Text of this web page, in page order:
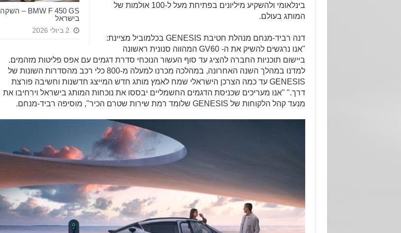
BMW F 450 GS – השקה
בישראל
2 ביולי 2026
בינלאומי ולהשקיע מיליונים בפתיחת מעל ל-100 אולמות של
המותג בעולם.
דנה רביד-מנחם מנהלת חטיבת GENESIS בכלמוביל מציינת:
"אנו נרגשים להשיק את ה- GV60 המהווה סנונית ראשונה
ביישום תוכניות החברה להציג עד סוף העשור הנוכחי סדרת דגמים עם אפס פליטות מזהמים.
למדנו במהלך השנה האחרונה, במהלכה מכרנו למעלה מ-800 כלי רכב מהסדרות השונות של
GENESIS עד כמה הצרכן הישראלי שמח לאמץ מותג חדש המייצג חדשנות וחשיבה פורצת
דרך." "אנו מעריכים שכניסת הדגמים החשמליים יבססו את נוכחות המותג בישראל וירחיבו את
מנעד קהל הלקוחות של GENESIS שלומד רמת שירות שטרם הכיר", מוסיפה רביד-מנחם.